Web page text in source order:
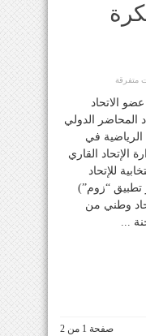
متفرقة
الاتحاد
المحاضر الدولي
في
الإتحاد القاري
للإتحاد
تطبيق “زوم”)
بحضور مندوبي 62 اتحاد وطني من
...
صفحة 1 من 2